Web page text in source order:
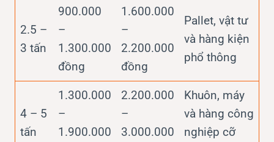
2.5 –
3 tấn
900.000
–
1.300.000
đồng
1.600.000
–
2.200.000
đồng
Pallet, vật tư
và hàng kiện
phổ thông
4 – 5
tấn
1.300.000
–
1.900.000
2.200.000
–
3.000.000
Khuôn, máy
và hàng công
nghiệp cỡ